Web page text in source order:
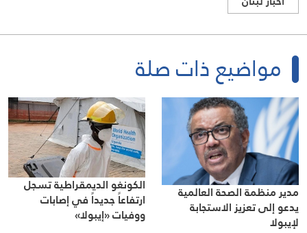
مواضيع ذات صلة
مدير منظمة الصحة العالمية
يدعو إلى تعزيز الاستجابة
لإيبولا
الكونغو الديمقراطية تسجل
ارتفاعاً جديداً في إصابات
ووفيات «إيبولا»